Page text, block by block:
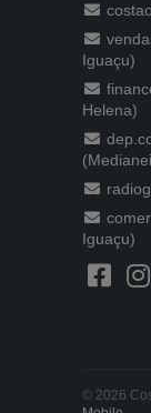
Iguaçu)
Helena)
Iguaçu)
© 2026